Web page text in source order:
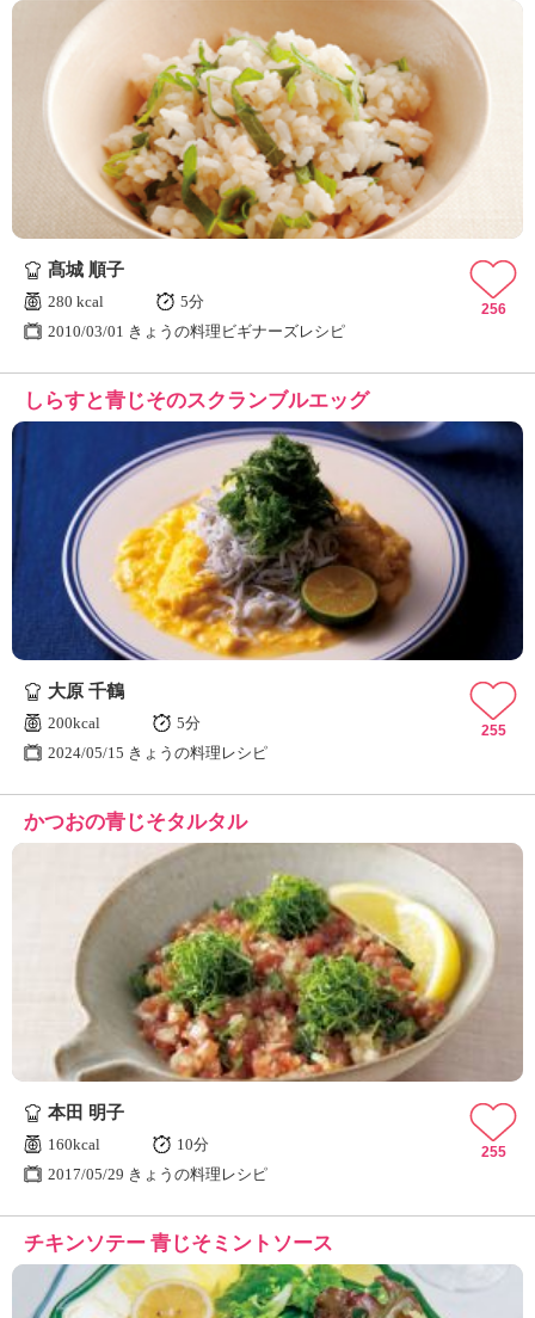
髙城 順子
280 kcal
5分
2010/03/01 きょうの料理ビギナーズレシピ
256
しらすと青じそのスクランブルエッグ
大原 千鶴
200kcal
5分
2024/05/15 きょうの料理レシピ
255
かつおの青じそタルタル
本田 明子
160kcal
10分
2017/05/29 きょうの料理レシピ
255
チキンソテー 青じそミントソース